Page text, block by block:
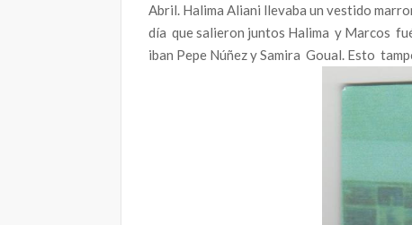
Abril. Halima Aliani llevaba un vestido
día que salieron juntos Halima y Marcos
iban Pepe Núñez y Samira Goual. Esto